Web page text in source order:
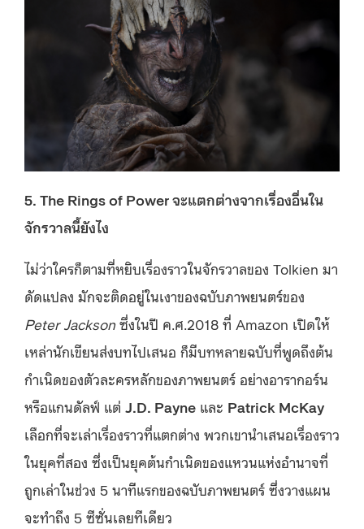
5. The Rings of Power จะแตกต่างจากเรื่องอื่นใน
จักรวาลนี้ยังไง
ไม่ว่าใครก็ตามที่หยิบเรื่องราวในจักรวาลของ Tolkien มา
ดัดแปลง มักจะติดอยู่ในเงาของฉบับภาพยนตร์ของ
Peter Jackson ซึ่งในปี ค.ศ.2018 ที่ Amazon เปิดให้
เหล่านักเขียนส่งบทไปเสนอ ก็มีบทหลายฉบับที่พูดถึงต้น
กำเนิดของตัวละครหลักของภาพยนตร์ อย่างอารากอร์น
หรือแกนดัลฟ์ แต่ J.D. Payne และ Patrick McKay
เลือกที่จะเล่าเรื่องราวที่แตกต่าง พวกเขานำเสนอเรื่องราว
ในยุคที่สอง ซึ่งเป็นยุคต้นกำเนิดของแหวนแห่งอำนาจที่
ถูกเล่าในช่วง 5 นาทีแรกของฉบับภาพยนตร์ ซึ่งวางแผน
จะทำถึง 5 ซีซั่นเลยทีเดียว